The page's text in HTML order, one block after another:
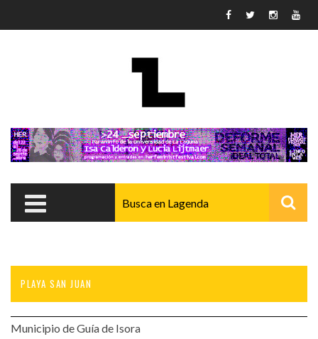
PLAYA SAN JUAN
Municipio de Guía de Isora